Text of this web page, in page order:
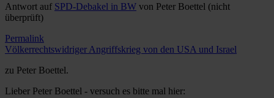
Antwort auf SPD-Debakel in BW von Peter Boettel (nicht
überprüft)
Permalink
Völkerrechtswidriger Angriffskrieg von den USA und Israel
zu Peter Boettel.
Lieber Peter Boettel - versuch es bitte mal hier: